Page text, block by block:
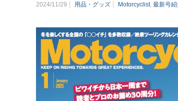
2024/11/29 用品・グッズ Motorcyclist, 最新号